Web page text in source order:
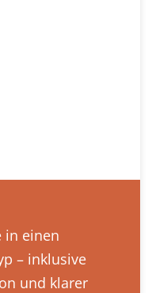
in einen
– inklusive
und klarer